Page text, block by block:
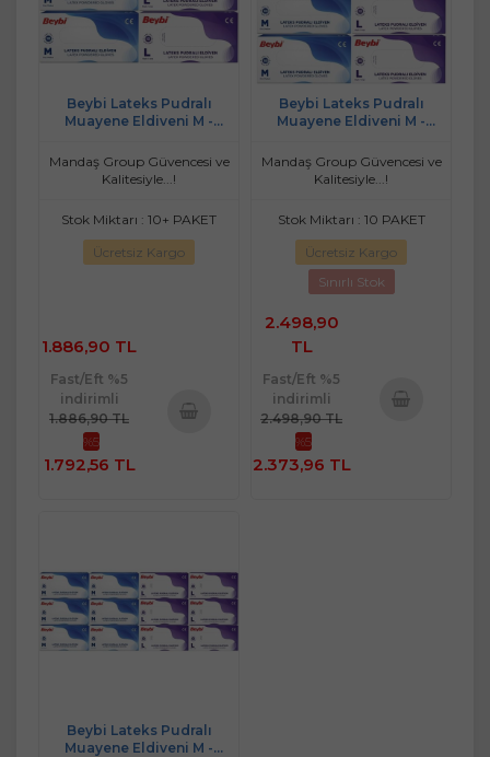
Beybi Lateks Pudralı
Muayene Eldiveni M -
Büyük Karma 600 Lü Set
Mandaş Group Güvencesi ve
Kalitesiyle...!
Stok Miktarı : 10+ PAKET
Ücretsiz Kargo
1.886,90 TL
Fast/Eft %5
indirimli
1.886,90 TL
%5
1.792,56 TL
Beybi Lateks Pudralı
Muayene Eldiveni M -
Büyük Karma 800 Lü Set
Mandaş Group Güvencesi ve
Kalitesiyle...!
Stok Miktarı : 10 PAKET
Ücretsiz Kargo
Sınırlı Stok
2.498,90
TL
Fast/Eft %5
indirimli
2.498,90 TL
%5
2.373,96 TL
Beybi Lateks Pudralı
Muayene Eldiveni M -